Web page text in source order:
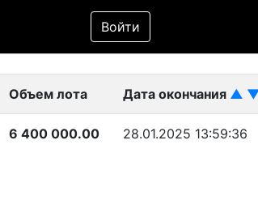
Войти
Фильтр
Объем лота Дата окончания ▲
6 400 000.00 28.01.2025 13:59:36